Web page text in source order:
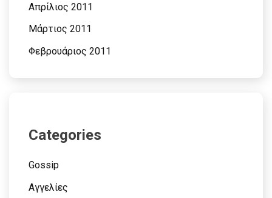
Απρίλιος 2011
Μάρτιος 2011
Φεβρουάριος 2011
Categories
Gossip
Αγγελίες